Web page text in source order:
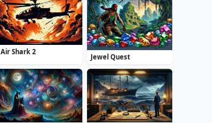
Air Shark 2
Jewel Quest